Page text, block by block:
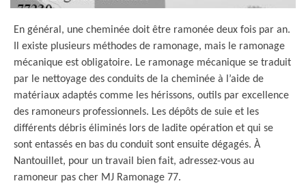
En général, une cheminée doit être ramonée deux fois par an.
Il existe plusieurs méthodes de ramonage, mais le ramonage
mécanique est obligatoire. Le ramonage mécanique se traduit
par le nettoyage des conduits de la cheminée à l’aide de
matériaux adaptés comme les hérissons, outils par excellence
des ramoneurs professionnels. Les dépôts de suie et les
différents débris éliminés lors de ladite opération et qui se
sont entassés en bas du conduit sont ensuite dégagés. À
Nantouillet, pour un travail bien fait, adressez-vous au
ramoneur pas cher MJ Ramonage 77.